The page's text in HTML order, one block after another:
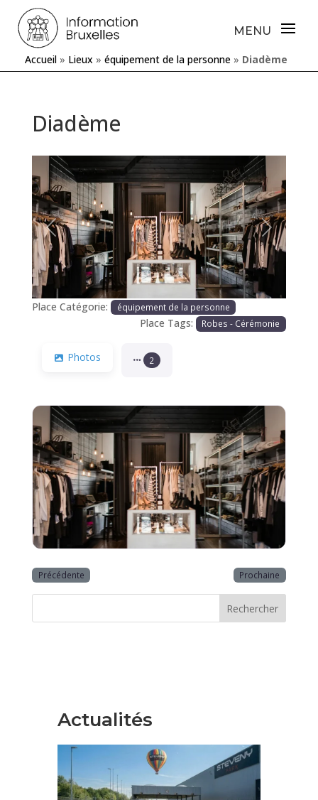
Accueil » Lieux » équipement de la personne » Diadème
Diadème
Précédente Prochaine
Place Catégorie: équipement de la personne
Place Tags: Robes - Cérémonie
Photos 2
Précédente Prochaine
Rechercher
Actualités